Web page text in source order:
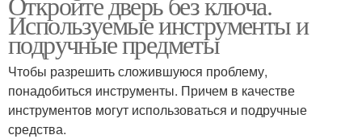
Используемые инструменты и
подручные предметы
Чтобы разрешить сложившуюся проблему,
понадобиться инструменты. Причем в качестве
инструментов могут использоваться и подручные
средства.